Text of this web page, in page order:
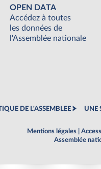
OPEN DATA
Accédez à toutes
les données de
l'Assemblée nationale
DE L'ASSEMBLEE UNE
Mentions légales
Assemblée